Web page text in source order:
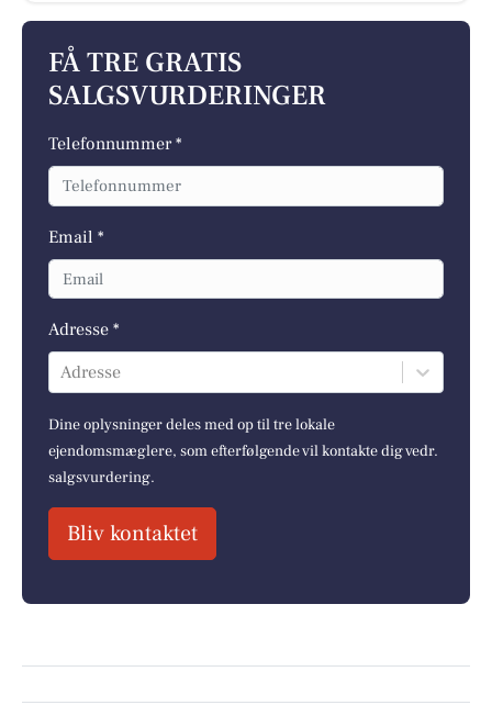
FÅ TRE GRATIS
SALGSVURDERINGER
Telefonnummer *
Email *
Adresse *
Adresse
Dine oplysninger deles med op til tre lokale
ejendomsmæglere, som efterfølgende vil kontakte dig vedr.
salgsvurdering.
Bliv kontaktet